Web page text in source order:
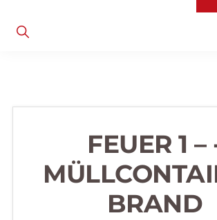
Show
Search
FEUER 1 –
BRAND